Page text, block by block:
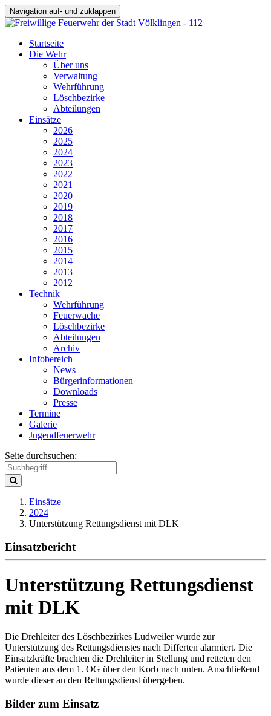
Navigation auf- und zuklappen
Startseite
Die Wehr
Über uns
Verwaltung
Wehrführung
Löschbezirke
Abteilungen
Einsätze
2026
2025
2024
2023
2022
2021
2020
2019
2018
2017
2016
2015
2014
2013
2012
Technik
Wehrführung
Feuerwache
Löschbezirke
Abteilungen
Archiv
Infobereich
News
Bürgerinformationen
Downloads
Presse
Termine
Galerie
Jugendfeuerwehr
Seite durchsuchen:
Einsätze
2024
Unterstützung Rettungsdienst mit DLK
Einsatzbericht
Unterstützung Rettungsdienst
mit DLK
Die Drehleiter des Löschbezirkes Ludweiler wurde zur
Unterstützung des Rettungsdienstes nach Differten alarmiert. Die
Einsatzkräfte brachten die Drehleiter in Stellung und retteten den
Patienten aus dem 1. OG über den Korb nach unten. Anschließend
wurde dieser an den Rettungsdienst übergeben.
Bilder zum Einsatz